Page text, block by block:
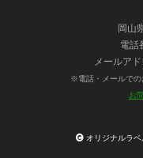
岡山
電話
メールア
※電話・メールでの
お
オリジナルラ